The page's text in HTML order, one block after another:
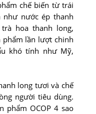
chế biến từ trái
nước ép thanh
hoa thanh long,
phẩm lần lượt chinh
khó tính như Mỹ,
long tươi và chế
người tiêu dùng.
phẩm OCOP 4 sao